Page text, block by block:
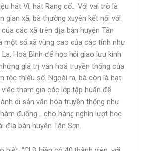
hát Ví, hát Rang cổ… Với vai trò là
gian xã, bà thường xuyên kết nối với
của các xã trên địa bàn huyện Tân
một số xã vùng cao của các tỉnh như:
La, Hoà Bình để học hỏi giao lưu kinh
giá trị văn hoá truyền thống của
tộc thiểu số. Ngoài ra, bà còn là hạt
tham gia các lớp tập huấn để
di sản văn hóa truyền thống như
đuống… cho hàng nghìn lượt học
địa bàn huyện Tân Sơn.